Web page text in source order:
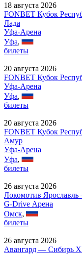
18 августа 2026
FONBET Кубок
Лада
Уфа-Арена
Уфа,
билеты
20 августа 2026
FONBET Кубок
Уфа-Арена
Уфа,
билеты
20 августа 2026
FONBET Кубок
Амур
Уфа-Арена
Уфа,
билеты
26 августа 2026
Локомотив
G-Drive Арена
Омск,
билеты
26 августа 2026
Авангард — Сибирь